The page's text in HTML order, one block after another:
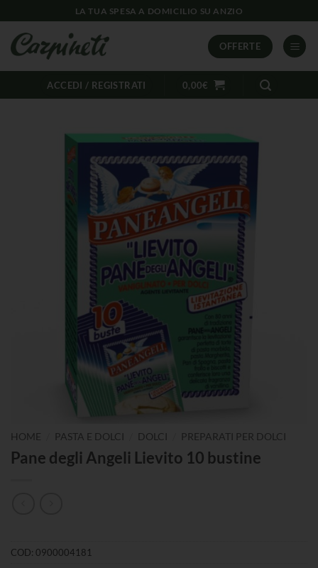
LA TUA SPESA A DOMICILIO SU ANZIO
OFFERTE
ACCEDI / REGISTRATI 0,00€
HOME PASTA E DOLCI DOLCI PREPARATI PER DOLCI
Pane degli Angeli Lievito 10 bustine
COD: 0900004181